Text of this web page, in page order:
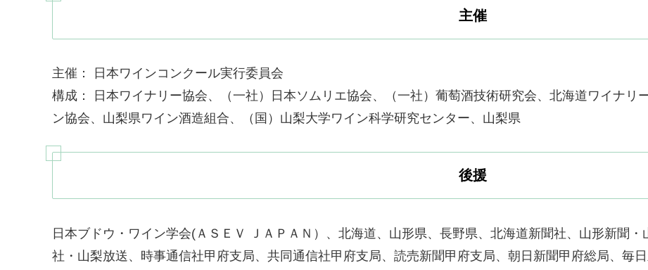
主催
主催： 日本ワインコンクール実行委員会
構成： 日本ワイナリー協会、（一社）日本ソムリエ協会、（一社）葡萄酒技術研究会、北海道ワイナリ
ン協会、山梨県ワイン酒造組合、（国）山梨大学ワイン科学研究センター、山梨県
後援
日本ブドウ・ワイン学会(ＡＳＥＶ ＪＡＰＡＮ）、北海道、山形県、長野県、北海道新聞社、山形新聞
社・山梨放送、時事通信社甲府支局、共同通信社甲府支局、読売新聞甲府支局、朝日新聞甲府総局、毎